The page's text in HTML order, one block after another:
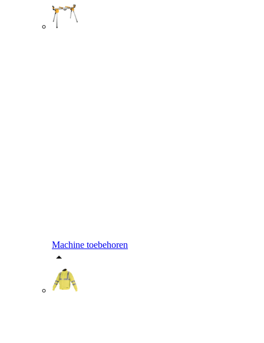
Machine toebehoren